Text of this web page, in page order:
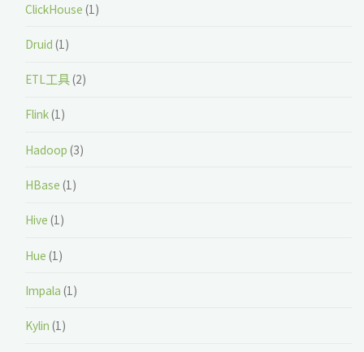
ClickHouse (1)
Druid (1)
ETL工具(2)
Flink(1)
Hadoop (3)
HBase (1)
Hive (1)
Hue (1)
Impala (1)
Kylin (1)